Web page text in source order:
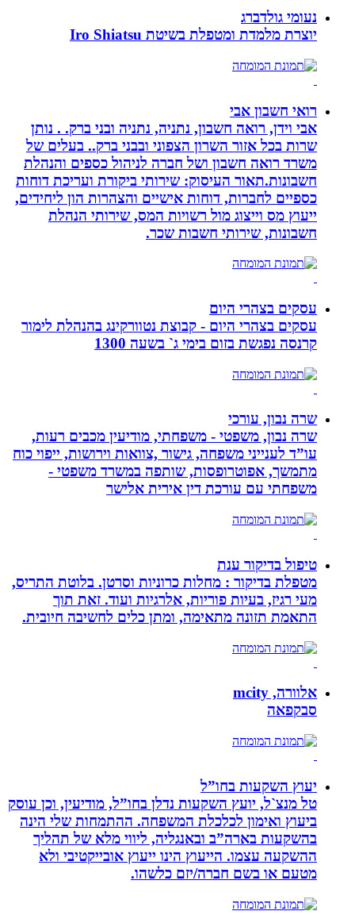
נעומי גולדברג
יוצרת מלמדת ומטפלת בשיטת Iro Shiatsu
רואי חשבון אבי
אבי וידן, רואה חשבון, נתניה, נתניה ובני ברק. . נותן
שרות בכל אזור השרון הצפוני ובבני ברק.. בעלים של
משרד רואה חשבון ושל חברה לניהול כספים והנהלת
חשבונות.תאור העיסוק: שירותי ביקורת ועריכת דוחות
כספיים לחברות, דוחות אישיים והצהרות הון ליחידים,
ייעוץ מס וייצוג מול רשויות המס, שירותי הנהלת
חשבונות, שירותי חשבות שכר.
עסקים בצהרי היום
עסקים בצהרי היום - קבוצת נטוורקינג בהנהלת לימור
קרנסה נפגשת בזום בימי ג` בשעה 1300
שרה נבון, עורכי
שרה נבון, משפטי - משפחתי, מודיעין מכבים רעות,
עו”ד לענייני משפחה, גישור ,צוואות וירושות, ייפוי כוח
מתמשך, אפוטרופסות, שותפה במשרד משפטי -
משפחתי עם עורכת דין אירית אלישר
טיפול בדיקור ענת
מטפלת בדיקור : מחלות כרוניות וסרטן. בלוטת התריס,
מעי רגיז, בעיות פוריות, אלרגיות ועוד. זאת תוך
התאמת תזונה מתאימה, ומתן כלים לחשיבה חיובית.
אלוורה, mcity
סבקפאה
יעוץ השקעות בחו”ל
טל מנצ`ל, יועץ השקעות נדלן בחו”ל, מודיעין, וכן עוסק
ביעוץ ואימון לכלכלת המשפחה. ההתמחות שלי הינה
בהשקעות בארה”ב ובאנגליה, ליווי מלא של תהליך
ההשקעה עצמו. הייעוץ הינו ייעוץ אובייקטיבי ולא
מטעם או בשם חברה/יזם כלשהו.